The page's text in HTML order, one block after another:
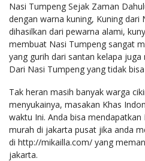
Nasi Tumpeng Sejak Zaman
dengan warna kuning, Kuning dari
dihasilkan dari pewarna alami,
membuat Nasi Tumpeng sangat
yang gurih dari santan kelapa
Dari Nasi Tumpeng yang tidak
Tak heran masih banyak warga
menyukainya, masakan Khas
waktu Ini. Anda bisa
murah di jakarta pusat jika anda
di http://mikailla.com/ yang
jakarta.